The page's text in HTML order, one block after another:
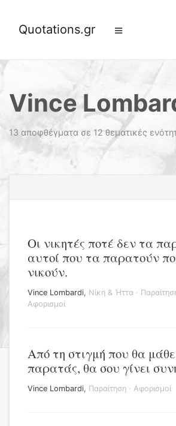
Quotations.gr
Vince
13 αποφθέγματα σε 12 θεματικές
Οι νικητές ποτέ δεν τα
αυτοί που τα παρατούν
νικούν.
Vince Lombardi, Νίκη & Ήττα ·
Αφορισμοί
Από τη στιγμή που θα
παρατάς, θα σου γίνει
Vince Lombardi, Παραίτηση · Αφορισμοί